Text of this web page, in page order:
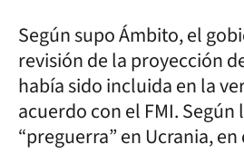
Según supo Ámbito, el
revisión de la proyección
había sido incluida en la
acuerdo con el FMI.
“preguerra” en Ucrania,